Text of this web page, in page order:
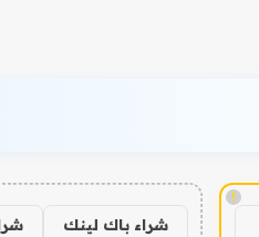
!
شراء باك لينك